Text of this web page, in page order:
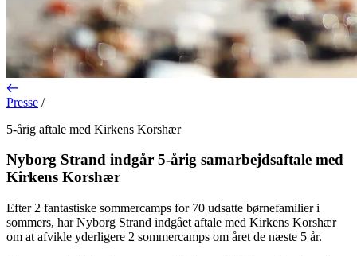
Presse /
5-årig aftale med Kirkens Korshær
Nyborg Strand indgår 5-årig samarbejdsaftale med
Kirkens Korshær
Efter 2 fantastiske sommercamps for 70 udsatte børnefamilier i
sommers, har Nyborg Strand indgået aftale med Kirkens Korshær
om at afvikle yderligere 2 sommercamps om året de næste 5 år.